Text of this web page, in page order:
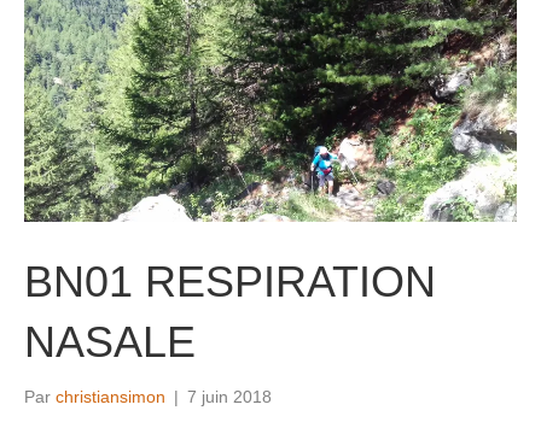
BN01 RESPIRATION
NASALE
Par christiansimon | 7 juin 2018